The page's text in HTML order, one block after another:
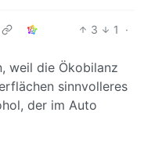
3 1
·
weil die Ökobilanz
sinnvolleres
der im Auto